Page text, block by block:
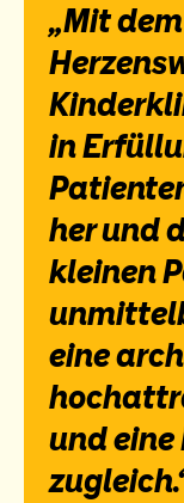
„Mit
in
her und
kleinen
eine
und